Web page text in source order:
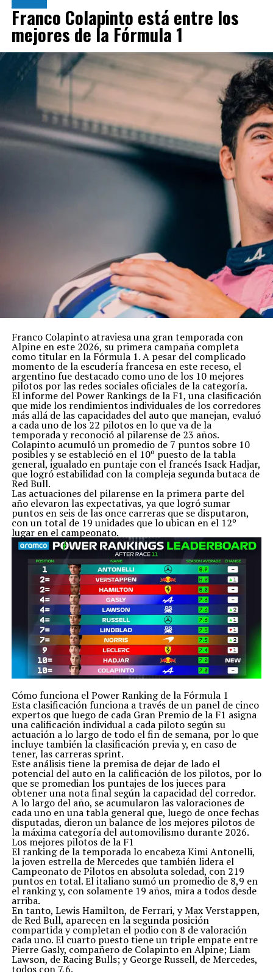
Franco Colapinto está entre los
mejores de la Fórmula 1
Franco Colapinto atraviesa una gran temporada con
Alpine en este 2026, su primera campaña completa
como titular en la Fórmula 1. A pesar del complicado
momento de la escudería francesa en este receso, el
argentino fue destacado como uno de los 10 mejores
pilotos por las redes sociales oficiales de la categoría.
El informe del Power Rankings de la F1, una clasificación
que mide los rendimientos individuales de los corredores
más allá de las capacidades del auto que manejan, evaluó
a cada uno de los 22 pilotos en lo que va de la
temporada y reconoció al pilarense de 23 años.
Colapinto acumuló un promedio de 7 puntos sobre 10
posibles y se estableció en el 10º puesto de la tabla
general, igualado en puntaje con el francés Isack Hadjar,
que logró estabilidad con la compleja segunda butaca de
Red Bull.
Las actuaciones del pilarense en la primera parte del
año elevaron las expectativas, ya que logró sumar
puntos en seis de las once carreras que se disputaron,
con un total de 19 unidades que lo ubican en el 12º
lugar en el campeonato.
Cómo funciona el Power Ranking de la Fórmula 1
Esta clasificación funciona a través de un panel de cinco
expertos que luego de cada Gran Premio de la F1 asigna
una calificación individual a cada piloto según su
actuación a lo largo de todo el fin de semana, por lo que
incluye también la clasificación previa y, en caso de
tener, las carreras sprint.
Este análisis tiene la premisa de dejar de lado el
potencial del auto en la calificación de los pilotos, por lo
que se promedian los puntajes de los jueces para
obtener una nota final según la capacidad del corredor.
A lo largo del año, se acumularon las valoraciones de
cada uno en una tabla general que, luego de once fechas
disputadas, dieron un balance de los mejores pilotos de
la máxima categoría del automovilismo durante 2026.
Los mejores pilotos de la F1
El ranking de la temporada lo encabeza Kimi Antonelli,
la joven estrella de Mercedes que también lidera el
Campeonato de Pilotos en absoluta soledad, con 219
puntos en total. El italiano sumó un promedio de 8,9 en
el ranking y, con solamente 19 años, mira a todos desde
arriba.
En tanto, Lewis Hamilton, de Ferrari, y Max Verstappen,
de Red Bull, aparecen en la segunda posición
compartida y completan el podio con 8 de valoración
cada uno. El cuarto puesto tiene un triple empate entre
Pierre Gasly, compañero de Colapinto en Alpine; Liam
Lawson, de Racing Bulls; y George Russell, de Mercedes,
todos con 7,6.